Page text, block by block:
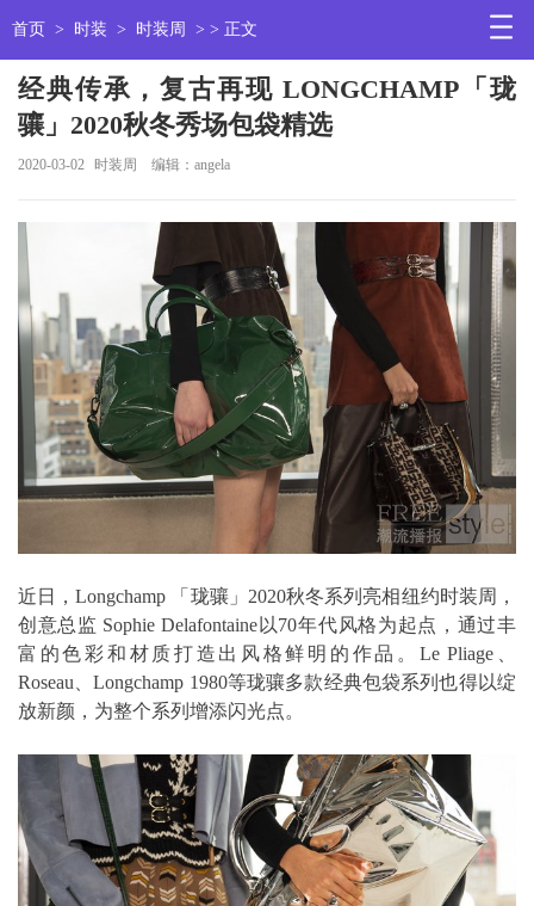
首页 > 时装 > 时装周 > > 正文
经典传承，复古再现 LONGCHAMP「珑
骧」2020秋冬秀场包袋精选
2020-03-02 时装周 编辑：angela
近日，Longchamp 「珑骧」2020秋冬系列亮相纽约时装周，
创意总监 Sophie Delafontaine以70年代风格为起点，通过丰
富的色彩和材质打造出风格鲜明的作品。Le Pliage、
Roseau、Longchamp 1980等珑骧多款经典包袋系列也得以绽
放新颜，为整个系列增添闪光点。